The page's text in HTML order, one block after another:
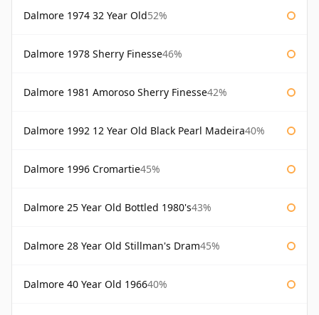
Dalmore 1974 32 Year Old52%
Dalmore 1978 Sherry Finesse46%
Dalmore 1981 Amoroso Sherry Finesse42%
Dalmore 1992 12 Year Old Black Pearl Madeira40%
Dalmore 1996 Cromartie45%
Dalmore 25 Year Old Bottled 1980's43%
Dalmore 28 Year Old Stillman's Dram45%
Dalmore 40 Year Old 196640%